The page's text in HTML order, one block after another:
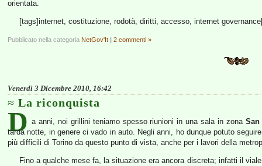
orientata.
[tags]internet, costituzione, rodotà, diritti, accesso, internet
Pubblicato nella categoria NetGov'It | 2 commenti »
Venerdì 3 Dicembre 2010, 16:42
La riconquista
D a anni, noi grillini teniamo spesso riunioni in una sala in zona San
tarda notte, in genere ci vado in auto. Negli anni, ho dunque potuto
più difficili di Torino da questo punto di vista, anche per i lavori della
Fino a qualche mese fa, la situazione era ancora discreta; infatti il